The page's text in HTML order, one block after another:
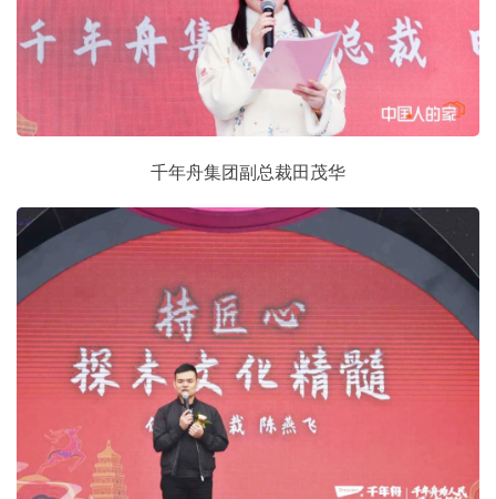
千年舟集团副总裁田茂华